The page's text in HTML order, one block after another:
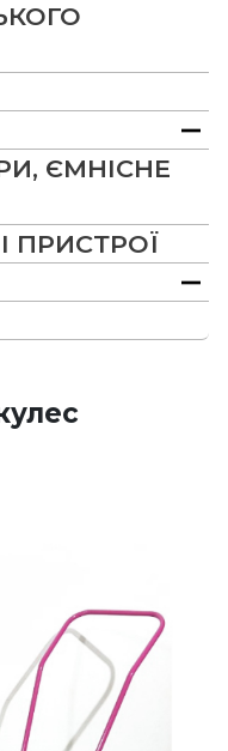
ЄМНІСНЕ
ПРИСТРОЇ